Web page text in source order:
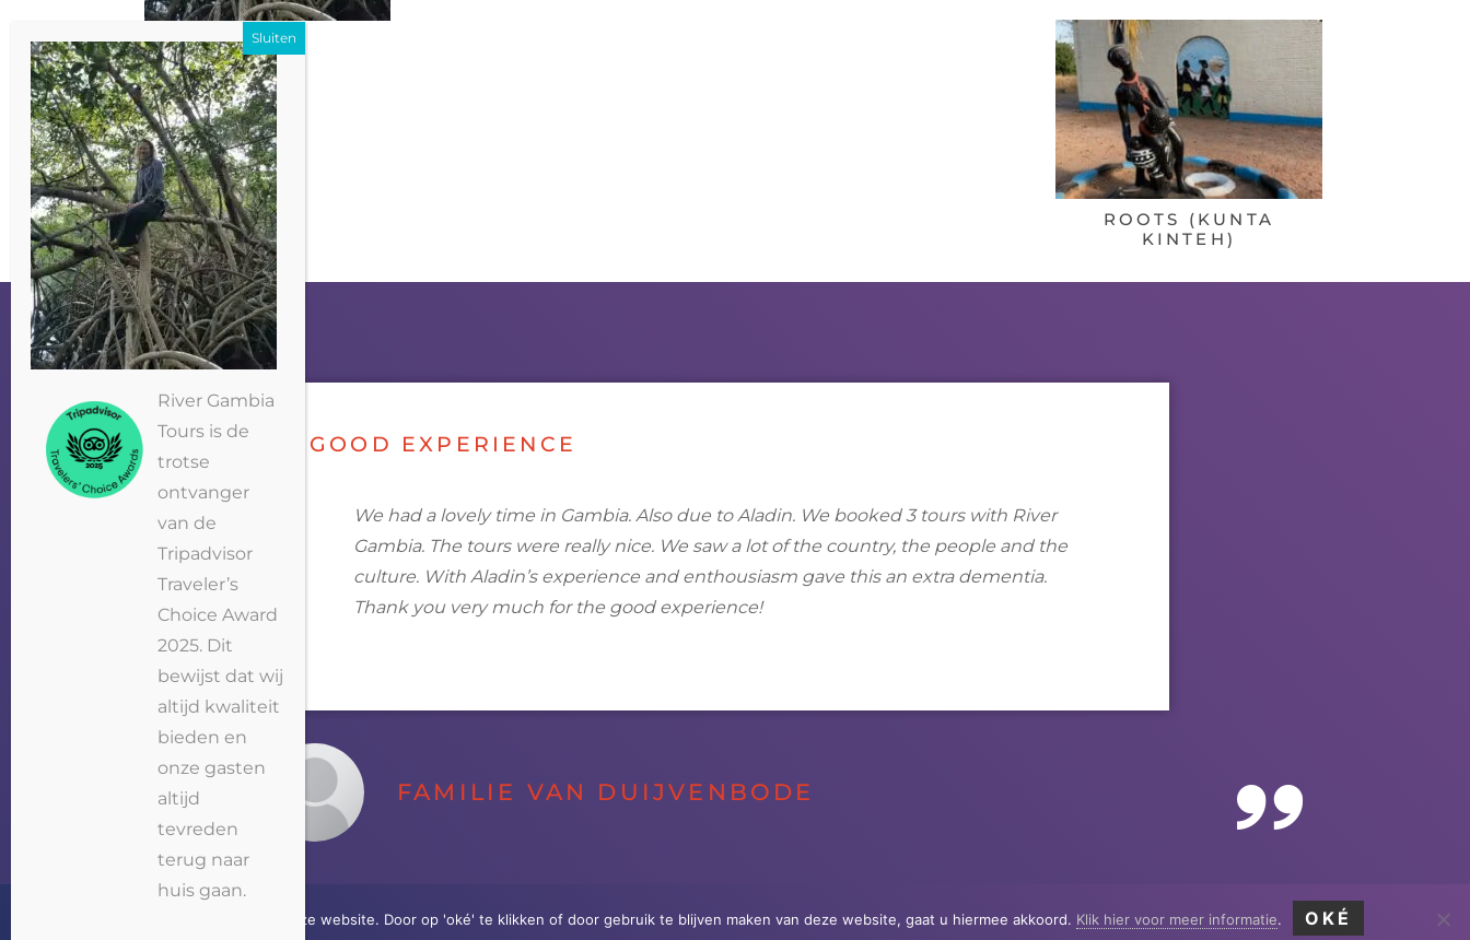
ROOTS (KUNTA
KINTEH)
GOOD EXPERIENCE
We had a lovely time in Gambia. Also due to Aladin. We booked 3 tourswith River
Gambia. The tourswere really nice. We saw a lot of the country, the people and the
culture. With Aladin’s experience and enthousiasm gave this an extra dementia.
Thank you very much for the good experience!
FAMILIE VAN DUIJVENBODE
River Gambia
Tours is de
trotse
ontvanger
van de
Tripadvisor
Traveler’s
Choice Award
2025. Dit
bewijst dat wij
altijd kwaliteit
bieden en
onze gasten
altijd
tevreden
terug naar
huis gaan.
Wij gebruiken cookies op onze website. Door op 'oké' te klikken of door gebruik te blijven maken van deze website, gaat u hiermee akkoord. Klik hier voor meer informatie. OKÉ